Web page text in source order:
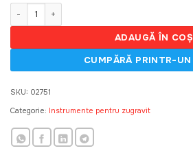
Cantitate Pensula engleza N3
ADAUGĂ ÎN COȘ
SKU: 02751
Categorie: Instrumente pentru zugravit